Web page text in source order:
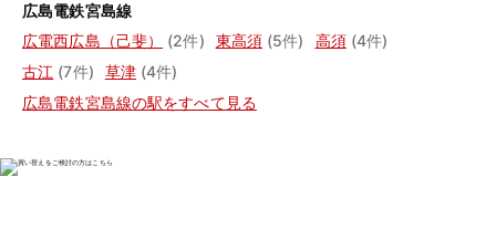
広島電鉄宮島線
広電西広島（己斐）
(2件) 東高須 (5件) 高須 (4件)
古江 (7件) 草津 (4件)
広島電鉄宮島線の駅をすべて見る